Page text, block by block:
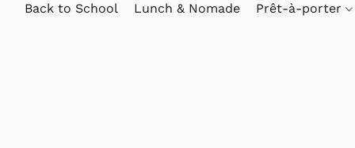
Back to School Lunch & Nomade Prêt-à-porter